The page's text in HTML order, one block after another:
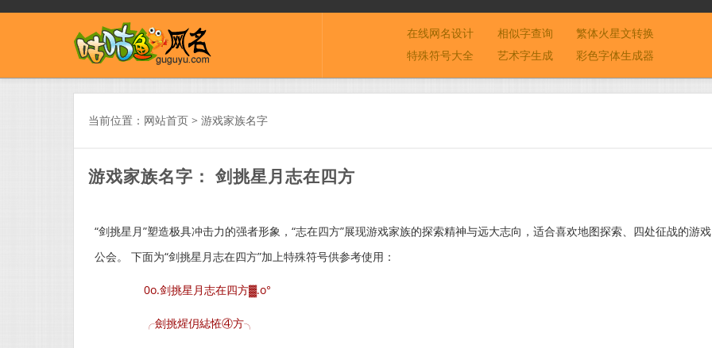
在线网名设计 相似字查询
繁体火星文转换
特殊符号大全
艺术字生成 彩色字体生成器
当前位置： 网站首页 > 游戏家族名字
游戏家族名字： 剑挑星月志在四方
“剑挑星月”塑造极具冲击力的强者形象，“志在四方”展现游戏家族的探索精神与远大志向，适合喜欢地图探索、四处征战的游戏
公会。 下面为“剑挑星月志在四方”加上特殊符号供参考使用：
0o.剑挑星月志在四方▓.o°
╭劍挑煋仴綕恠④方╮